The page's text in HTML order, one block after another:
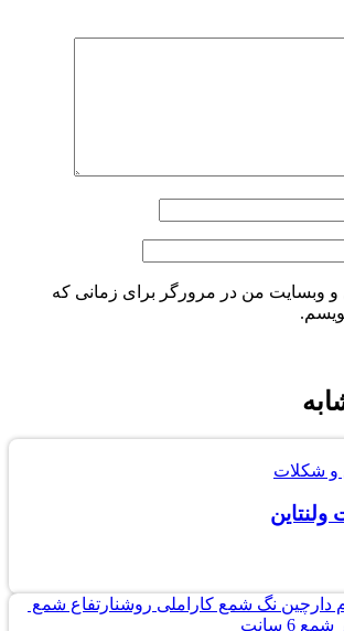
و وبسایت من در مرورگر برای زمانی که